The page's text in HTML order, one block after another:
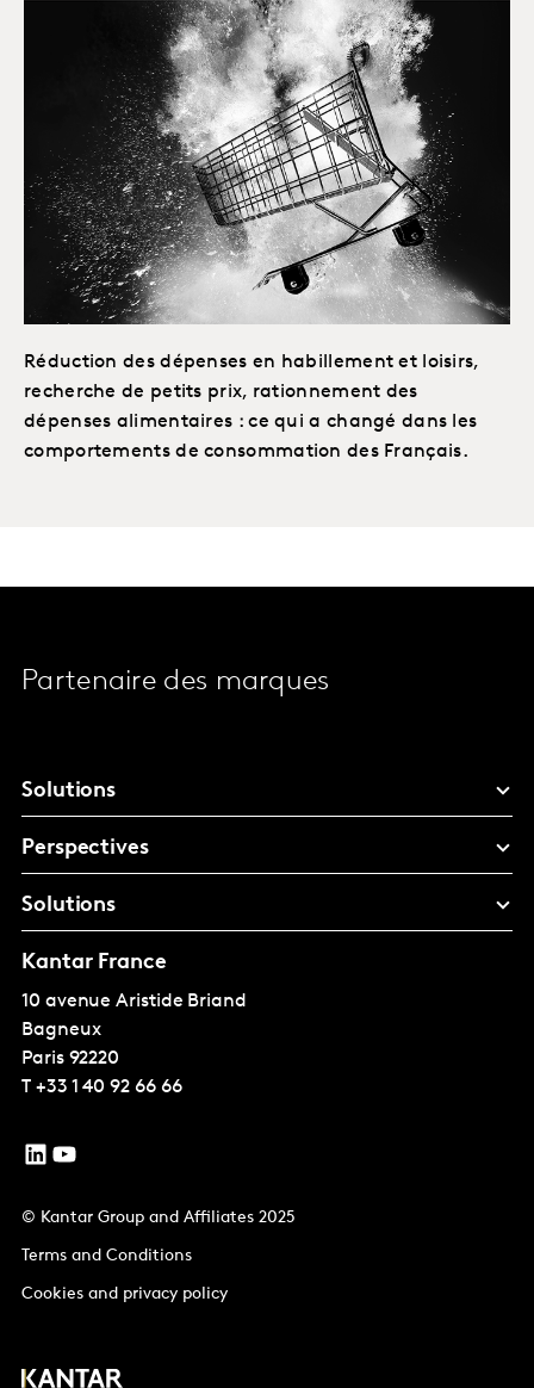
Réduction des dépenses en habillement et loisirs,
recherche de petits prix, rationnement des
dépenses alimentaires : ce qui a changé dans les
comportements de consommation des Français.
Partenaire des marques
Solutions
Perspectives
Solutions
Kantar France
10 avenue Aristide Briand
Bagneux
Paris 92220
T +33 1 40 92 66 66
© Kantar Group and Affiliates 2025
Terms and Conditions
Cookies and privacy policy